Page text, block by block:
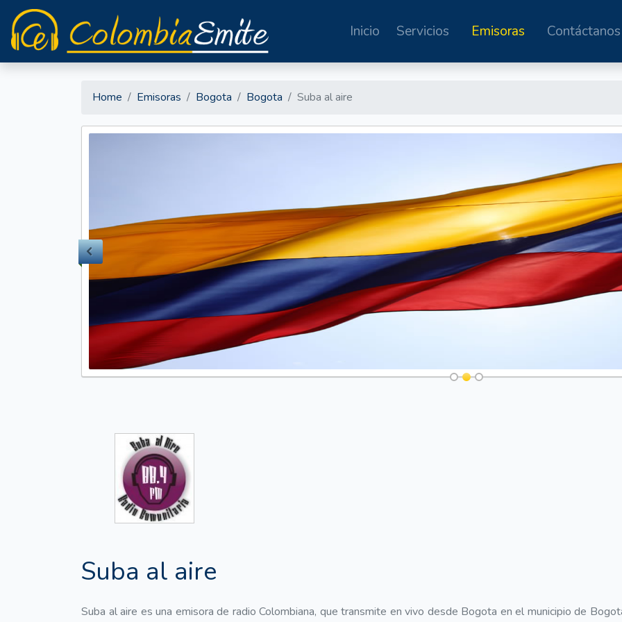
Inicio Servicios Emisoras Contáctanos
Home Emisoras Bogota Bogota Suba al aire
Suba al aire
Suba al aire es una emisora de radio Colombiana, que transmite en vivo desde Bogota en el municipio de